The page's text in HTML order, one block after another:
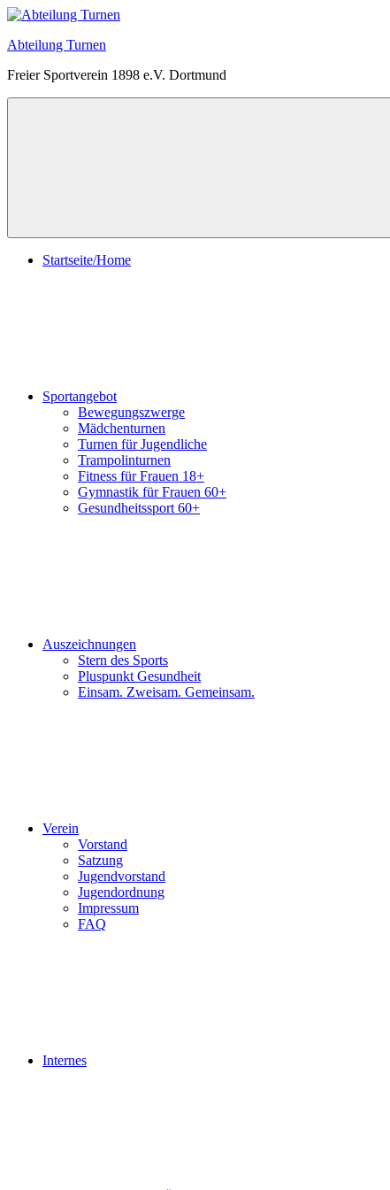
Zum
springen
Abteilung Turnen
Freier Sportverein 1898 e.V. Dortmund
Menü
Startseite/Home
Sportangebot
Bewegungszwerge
Mädchenturnen
Turnen für Jugendliche
Trampolinturnen
Fitness für Frauen 18+
Gymnastik für Frauen 60+
Gesundheitssport 60+
Auszeichnungen
Stern des Sports
Pluspunkt Gesundheit
Einsam. Zweisam. Gemeinsam.
Verein
Vorstand
Satzung
Jugendvorstand
Jugendordnung
Impressum
FAQ
Internes